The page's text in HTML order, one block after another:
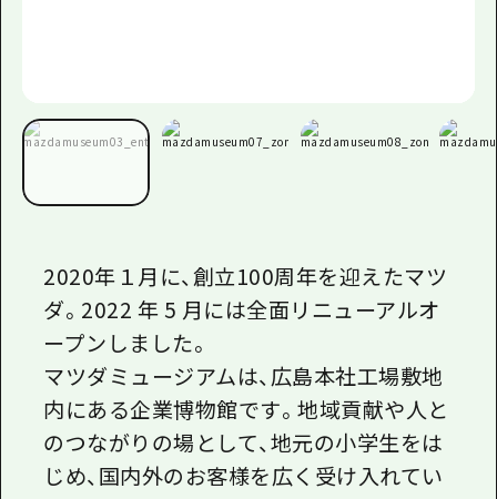
2020年１月に、創立100周年を迎えたマツ
ダ。2022 年 5 月には全面リニューアルオ
ープンしました。
マツダミュージアムは、広島本社工場敷地
内にある企業博物館です。地域貢献や人と
のつながりの場として、地元の小学生をは
じめ、国内外のお客様を広く受け入れてい